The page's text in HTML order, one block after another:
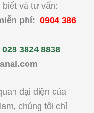
và tư vấn:
phí: 0904 386
3824 8838
đại diện của
chúng tôi chỉ